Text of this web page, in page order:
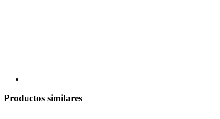
Productos similares